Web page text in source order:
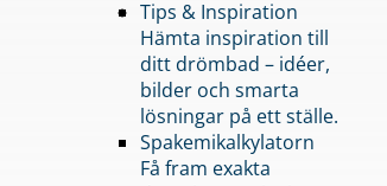
Tips & Inspiration
Hämta inspiration till
ditt drömbad – idéer,
bilder och smarta
lösningar på ett ställe.
Spakemikalkylatorn
Få fram exakta